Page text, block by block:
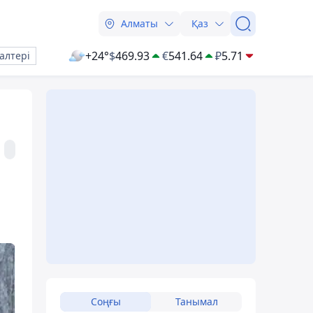
Алматы Қаз
+24°$469.93 €541.64 ₽5.71
Соңғы Танымал